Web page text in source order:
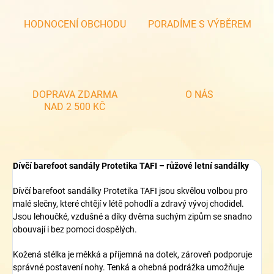
HODNOCENÍ OBCHODU PORADÍME S VÝBĚREM
DOPRAVA ZDARMA
NAD 2 500 KČ
O NÁS
Dívčí barefoot sandály Protetika TAFI – růžové letní sandálky
Dívčí barefoot sandálky Protetika TAFI jsou skvělou volbou pro
malé slečny, které chtějí v létě pohodlí a zdravý vývoj chodidel.
Jsou lehoučké, vzdušné a díky dvěma suchým zipům se snadno
obouvají i bez pomoci dospělých.
Kožená stélka je měkká a příjemná na dotek, zároveň podporuje
správné postavení nohy. Tenká a ohebná podrážka umožňuje